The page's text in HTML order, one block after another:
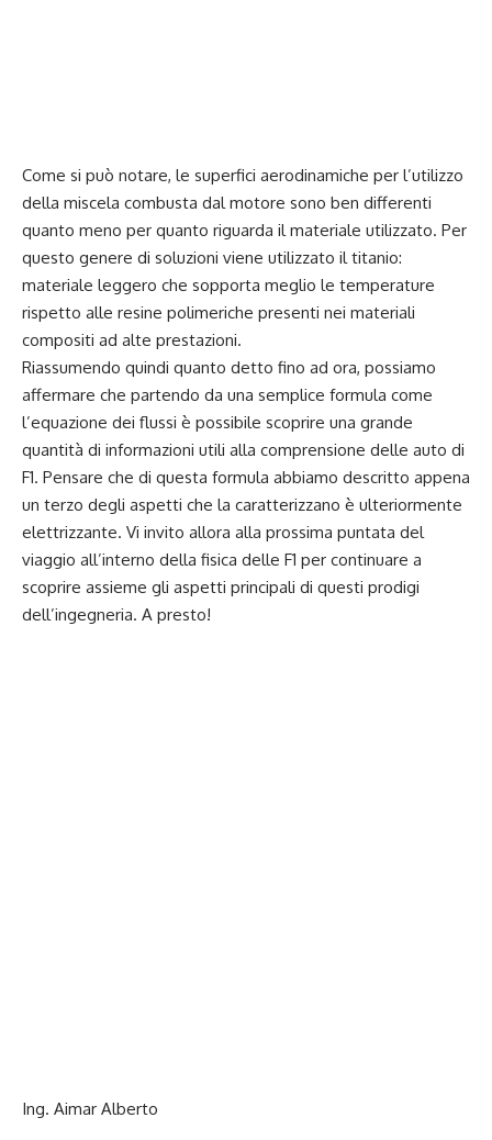
Come si può notare, le superfici aerodinamiche per l’utilizzo
della miscela combusta dal motore sono ben differenti
quanto meno per quanto riguarda il materiale utilizzato. Per
questo genere di soluzioni viene utilizzato il titanio:
materiale leggero che sopporta meglio le temperature
rispetto alle resine polimeriche presenti nei materiali
compositi ad alte prestazioni.
Riassumendo quindi quanto detto fino ad ora, possiamo
affermare che partendo da una semplice formula come
l’equazione dei flussi è possibile scoprire una grande
quantità di informazioni utili alla comprensione delle auto di
F1. Pensare che di questa formula abbiamo descritto appena
un terzo degli aspetti che la caratterizzano è ulteriormente
elettrizzante. Vi invito allora alla prossima puntata del
viaggio all’interno della fisica delle F1 per continuare a
scoprire assieme gli aspetti principali di questi prodigi
dell’ingegneria. A presto!
Ing. Aimar Alberto